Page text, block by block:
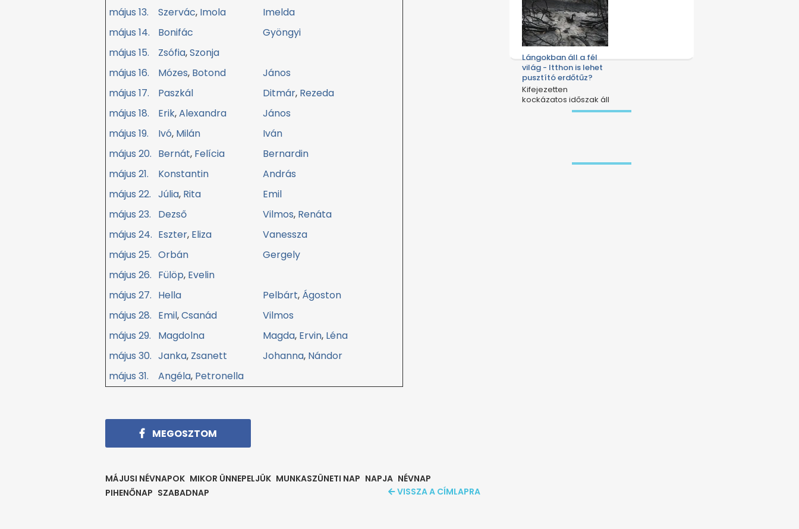
május 13.
Szervác, Imola
Imelda
május 14.
Bonifác
Gyöngyi
május 15.
Zsófia,Szonja
május 16.
Mózes, Botond
János
május 17.
Paszkál Ditmár, Rezeda
május 18.
Erik,Alexandra
János
május 19.
Ivó, Milán
Iván
május 20. Bernát, Felícia
Bernardin
május 21.
Konstantin
András
május 22. Júlia, Rita
Emil
május 23.
Dezső Vilmos, Renáta
május 24. Eszter, Eliza
Vanessza
május 25. Orbán
Gergely
május 26. Fülöp, Evelin
május 27. Hella Pelbárt, Ágoston
május 28. Emil,Csanád
Vilmos
május 29.
Magdolna Magda, Ervin, Léna
május 30. Janka, Zsanett Johanna, Nándor
május 31.
Angéla, Petronella
MEGOSZTOM
MÁJUSI NÉVNAPOK MIKOR ÜNNEPELJÜK MUNKASZÜNETI NAP NAPJA NÉVNAP
PIHENŐNAP SZABADNAP VISSZA A CÍMLAPRA
Lángokban áll a fél
világ - Itthon is lehet
pusztító erdőtűz?
Kifejezetten
kockázatos időszak áll